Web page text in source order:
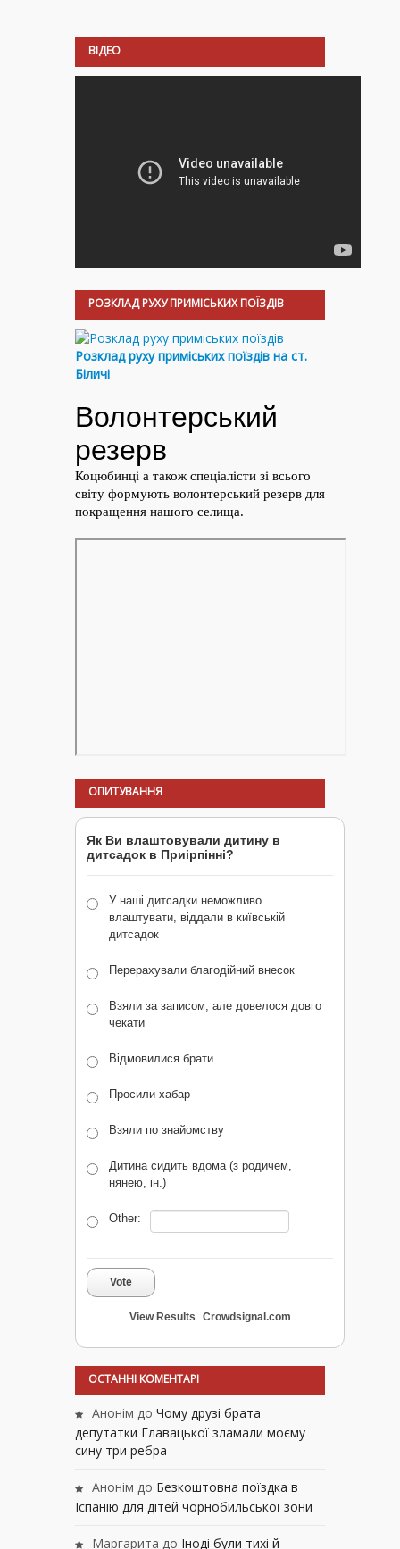
ВІДЕО
РОЗКЛАД РУХУ ПРИМІСЬКИХ ПОЇЗДІВ
Розклад руху приміських поїздів на ст.
Біличі
ОПИТУВАННЯ
Як Ви влаштовували дитину в
дитсадок в Приірпінні?
У наші дитсадки неможливо
влаштувати, віддали в київській
дитсадок
Перерахували благодійний внесок
Взяли за записом, але довелося довго
чекати
Відмовилися брати
Просили хабар
Взяли по знайомству
Дитина сидить вдома (з родичем,
нянею, ін.)
Other:
Vote
View Results Crowdsignal.com
ОСТАННІ КОМЕНТАРІ
Анонім до Чому друзі брата
депутатки Главацької зламали моєму
сину три ребра
Анонім до Безкоштовна поїздка в
Іспанію для дітей чорнобильської зони
Маргарита до Іноді були тихі й